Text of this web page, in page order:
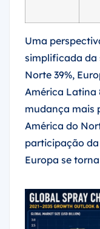
Uma
simplificada da
Norte 39%,
América Latina
mudança mais
América do
participação
Europa se